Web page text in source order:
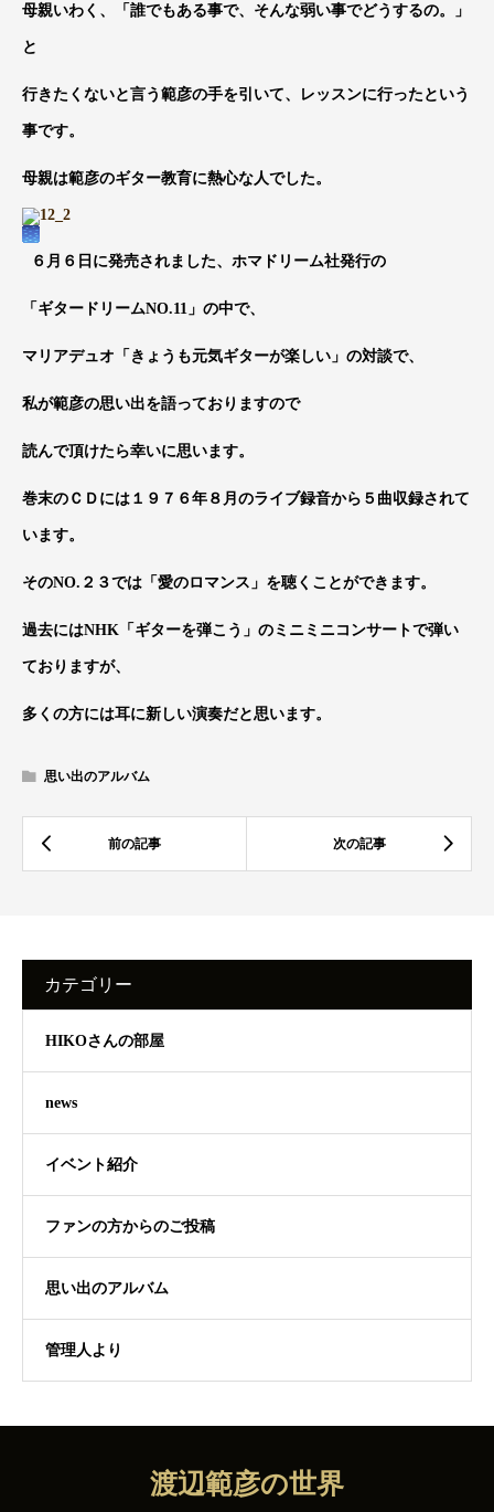
母親いわく、「誰でもある事で、そんな弱い事でどうするの。」
と
行きたくないと言う範彦の手を引いて、レッスンに行ったという
事です。
母親は範彦のギター教育に熱心な人でした。
６月６日に発売されました、ホマドリーム社発行の
「ギタードリームNO.11」の中で、
マリアデュオ「きょうも元気ギターが楽しい」の対談で、
私が範彦の思い出を語っておりますので
読んで頂けたら幸いに思います。
巻末のＣＤには１９７６年８月のライブ録音から５曲収録されて
います。
そのNO.２３では「愛のロマンス」を聴くことができます。
過去にはNHK「ギターを弾こう」のミニミニコンサートで弾い
ておりますが、
多くの方には耳に新しい演奏だと思います。
思い出のアルバム
カテゴリー
HIKOさんの部屋
news
イベント紹介
ファンの方からのご投稿
思い出のアルバム
管理人より
渡辺範彦の世界